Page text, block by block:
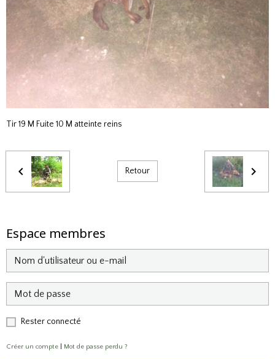
Tir 19 M Fuite 10 M atteinte reins
Retour
Espace membres
Rester connecté
Créer un compte Mot de passe perdu ?